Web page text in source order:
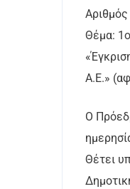
Θέμα:
Α.Ε.»
Ο
Θέτει